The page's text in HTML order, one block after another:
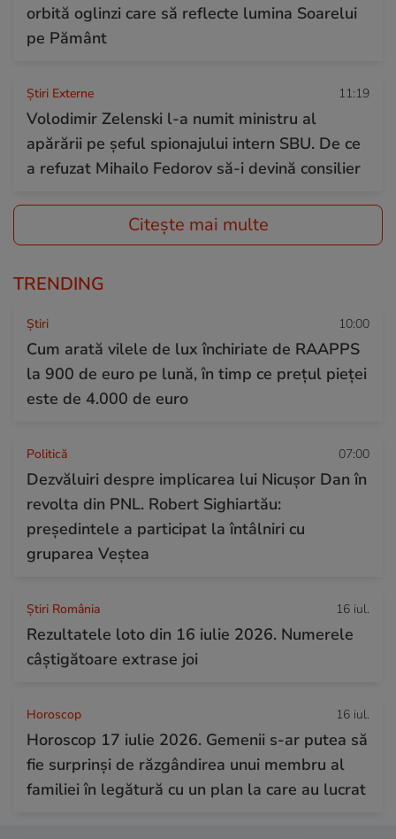
orbită oglinzi care să reflecte lumina Soarelui
pe Pământ
Știri Externe 11:19
Volodimir Zelenski l-a numit ministru al
apărării pe șeful spionajului intern SBU. De ce
a refuzat Mihailo Fedorov să-i devină consilier
Citește mai multe
TRENDING
Ştiri 10:00
Cum arată vilele de lux închiriate de RAAPPS
la 900 de euro pe lună, în timp ce prețul pieței
este de 4.000 de euro
Politică 07:00
Dezvăluiri despre implicarea lui Nicușor Dan în
revolta din PNL. Robert Sighiartău:
președintele a participat la întâlniri cu
gruparea Veștea
Știri România 16 iul.
Rezultatele loto din 16 iulie 2026. Numerele
câștigătoare extrase joi
Horoscop 16 iul.
Horoscop 17 iulie 2026. Gemenii s-ar putea să
fie surprinși de răzgândirea unui membru al
familiei în legătură cu un plan la care au lucrat